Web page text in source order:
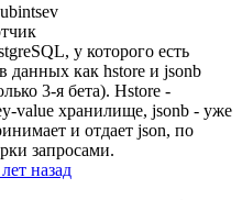
у которого есть
данных как hstore и jsonb
3-я бета). Hstore -
value хранилище, jsonb - уже
и отдает json, по
запросами.
назад